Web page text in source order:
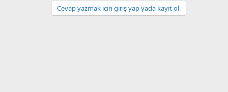
Cevap yazmak için giriş yap yada kayıt ol.